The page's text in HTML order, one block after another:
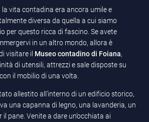
vita contadina era ancora umile e
diversa da quella a cui siamo
per questo ricca di fascino. Se avete
in un altro mondo, allora è
visitare il Museo contadino di Foiana,
di utensili, attrezzi e sale disposte su
il mobilio di una volta.
allestito all’interno di un edificio storico,
una capanna di legno, una lavanderia, un
pane. Venite a dare un’occhiata ai